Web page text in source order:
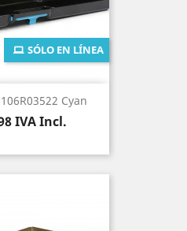
Cyan
IVA Incl.
SÓLO EN LÍNEA